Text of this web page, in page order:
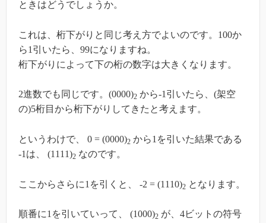
ときはどうでしょうか。
これは、桁下がりと同じ考え方でよいのです。100か
ら1引いたら、99になりますね。
桁下がりによって下の桁の数字は大きくなります。
2進数でも同じです。(0000)2 から-1引いたら、(架空
の)5桁目から桁下がりしてきたと考えます。
というわけで、 0 = (0000)2 から1を引いた結果である
-1は、 (1111)2 なのです。
ここからさらに1を引くと、 -2 = (1110)2 となります。
順番に1を引いていって、 (1000)2 が、4ビットの符号